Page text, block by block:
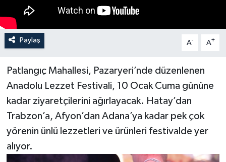
Paylaş A- A+
Patlangıç Mahallesi, Pazaryeri’nde düzenlenen
Anadolu Lezzet Festivali, 10 Ocak Cuma gününe
kadar ziyaretçilerini ağırlayacak. Hatay’dan
Trabzon’a, Afyon’dan Adana’ya kadar pek çok
yörenin ünlü lezzetleri ve ürünleri festivalde yer
alıyor.